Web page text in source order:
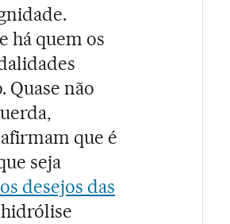
há quem os
Quase não
que é
seja
desejos das